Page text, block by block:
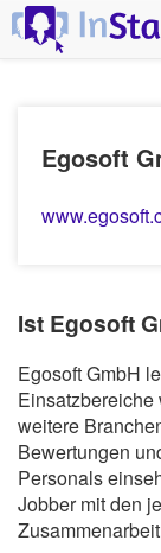
Egosoft
Ist Egosoft
Egosoft GmbH
Einsatzbereiche
weitere
Bewertungen
Personals
Jobber mit den